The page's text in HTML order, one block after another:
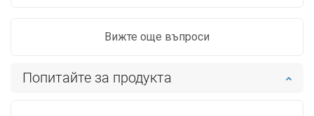
Вижте още въпроси
Попитайте за продукта